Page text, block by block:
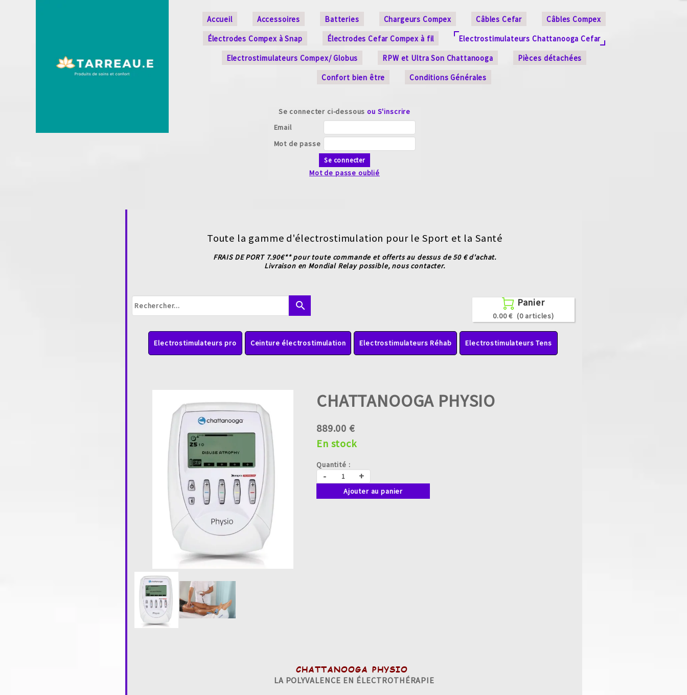
Accueil Accessoires Batteries Chargeurs Compex Câbles Cefar
Câbles Compex
Électrodes Compex à Snap
Électrodes Cefar Compex à fil
Electrostimulateurs Chattanooga Cefar
Electrostimulateurs Compex/ Globus
RPW et Ultra Son Chattanooga
Pièces détachées
Confort bien être
Conditions Générales
Se connecter ci-dessousou S'inscrire
Email
Mot de passe
Se connecter
Mot de passe oublié
Toute la gamme d'électrostimulation pour le Sport et la Santé
FRAIS DE PORT 7.90€** pour toute commande et offerts au dessus de 50 € d'achat.
Livraison en Mondial Relay possible, nous contacter.
search  Panier
0.00 € (0 articles)
Electrostimulateurs pro Ceinture électrostimulation Electrostimulateurs Réhab Electrostimulateurs Tens
CHATTANOOGA PHYSIO
889.00 €
En stock
Quantité :
- +
Ajouter au panier
CHATTANOOGA PHYSIO
LA POLYVALENCE EN ÉLECTROTHÉRAPIE